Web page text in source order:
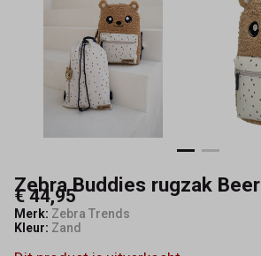
Zebra Buddies rugzak Beer
€ 44,95
Merk: Zebra Trends
Kleur: Zand